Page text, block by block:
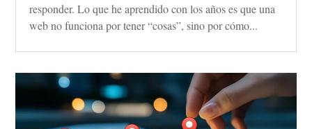
responder. Lo que he aprendido con los años es que una
web no funciona por tener “cosas”, sino por cómo...